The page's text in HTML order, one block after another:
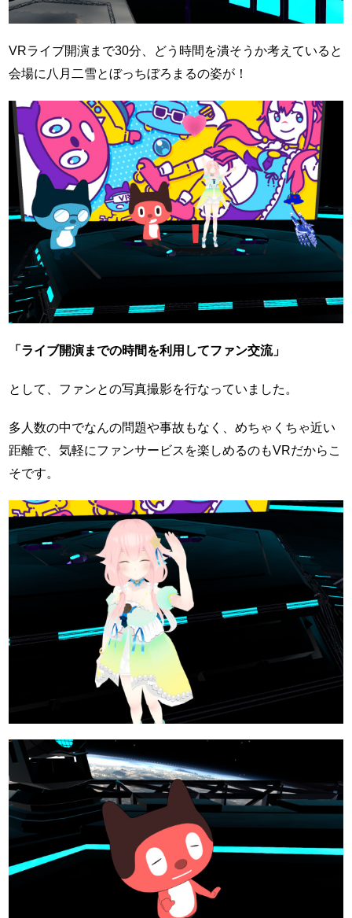
VRライブ開演まで30分、どう時間を潰そうか考えていると
会場に八月二雪とぼっちぼろまるの姿が！
「ライブ開演までの時間を利用してファン交流」
として、ファンとの写真撮影を行なっていました。
多人数の中でなんの問題や事故もなく、めちゃくちゃ近い
距離で、気軽にファンサービスを楽しめるのもVRだからこ
そです。